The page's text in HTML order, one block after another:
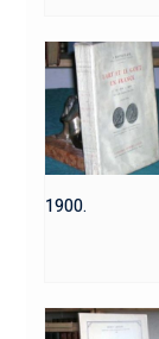
1900.